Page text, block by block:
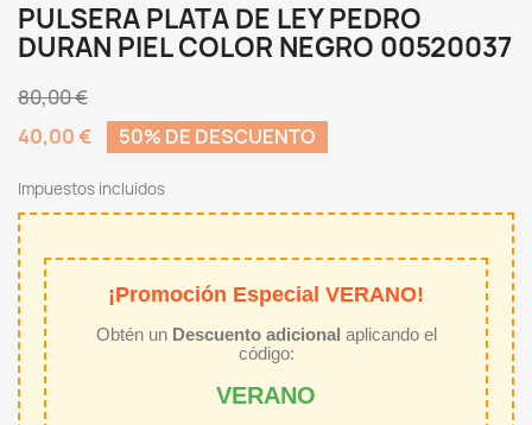
PULSERA PLATA DE LEY PEDRO
DURAN PIEL COLOR NEGRO 00520037
80,00 €
40,00 €
50% DE DESCUENTO
Impuestos incluidos
¡Promoción Especial VERANO!
Obtén un Descuento adicional aplicando el
código:
VERANO